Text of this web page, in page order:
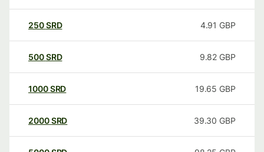
250SRD 4.91 GBP
500SRD 9.82 GBP
1000SRD 19.65 GBP
2000SRD 39.30 GBP